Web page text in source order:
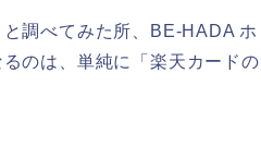
調べてみた所、BE-HADA ホ
のは、単純に「楽天カードの